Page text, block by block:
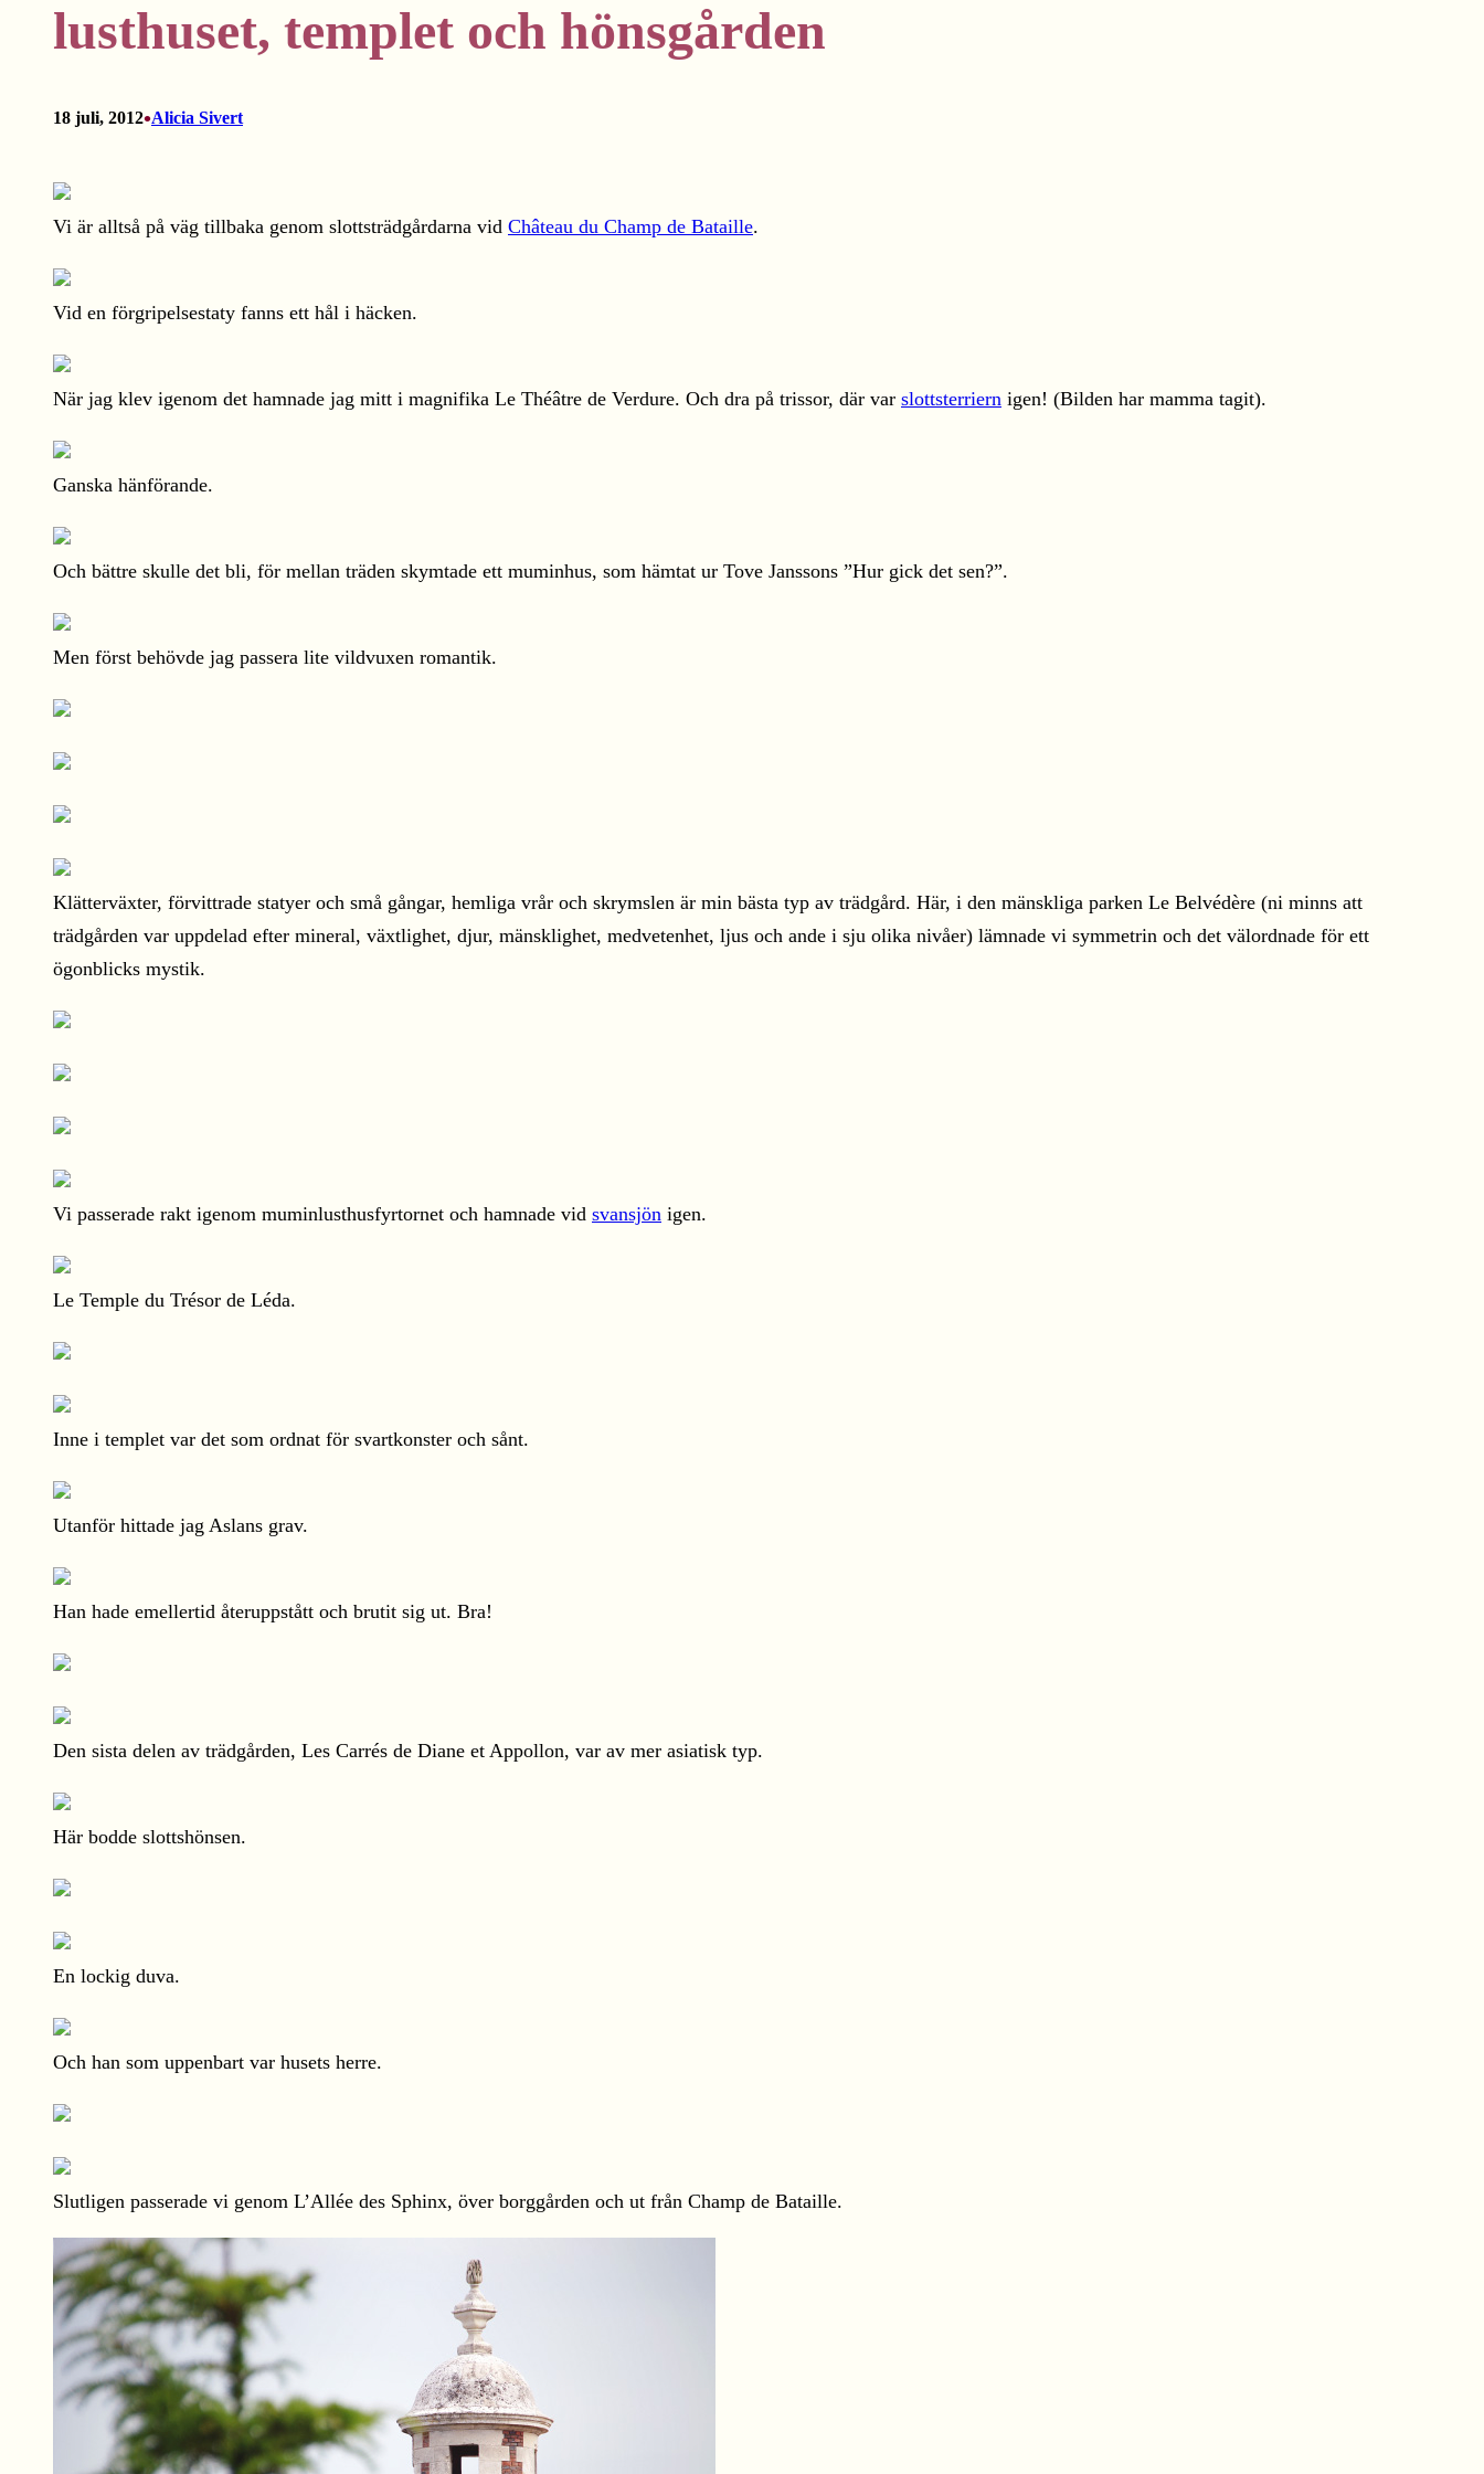
lusthuset, templet och hönsgården
18 juli, 2012•Alicia Sivert
Vi är alltså på väg tillbaka genom slottsträdgårdarna vid Château du Champ de Bataille.
Vid en förgripelsestaty fanns ett hål i häcken.
När jag klev igenom det hamnade jag mitt i magnifika Le Théâtre de Verdure. Och dra på trissor, där var slottsterriern igen! (Bilden har mamma tagit).
Ganska hänförande.
Och bättre skulle det bli, för mellan träden skymtade ett muminhus, som hämtat ur Tove Janssons ”Hur gick det sen?”.
Men först behövde jag passera lite vildvuxen romantik.
Klätterväxter, förvittrade statyer och små gångar, hemliga vrår och skrymslen är min bästa typ av trädgård. Här, i den mänskliga parken Le Belvédère (ni minns att
trädgården var uppdelad efter mineral, växtlighet, djur, mänsklighet, medvetenhet, ljus och ande i sju olika nivåer) lämnade vi symmetrin och det välordnade för ett
ögonblicks mystik.
Vi passerade rakt igenom muminlusthusfyrtornet och hamnade vid svansjön igen.
Le Temple du Trésor de Léda.
Inne i templet var det som ordnat för svartkonster och sånt.
Utanför hittade jag Aslans grav.
Han hade emellertid återuppstått och brutit sig ut. Bra!
Den sista delen av trädgården, Les Carrés de Diane et Appollon, var av mer asiatisk typ.
Här bodde slottshönsen.
En lockig duva.
Och han som uppenbart var husets herre.
Slutligen passerade vi genom L’Allée des Sphinx, över borggården och ut från Champ de Bataille.